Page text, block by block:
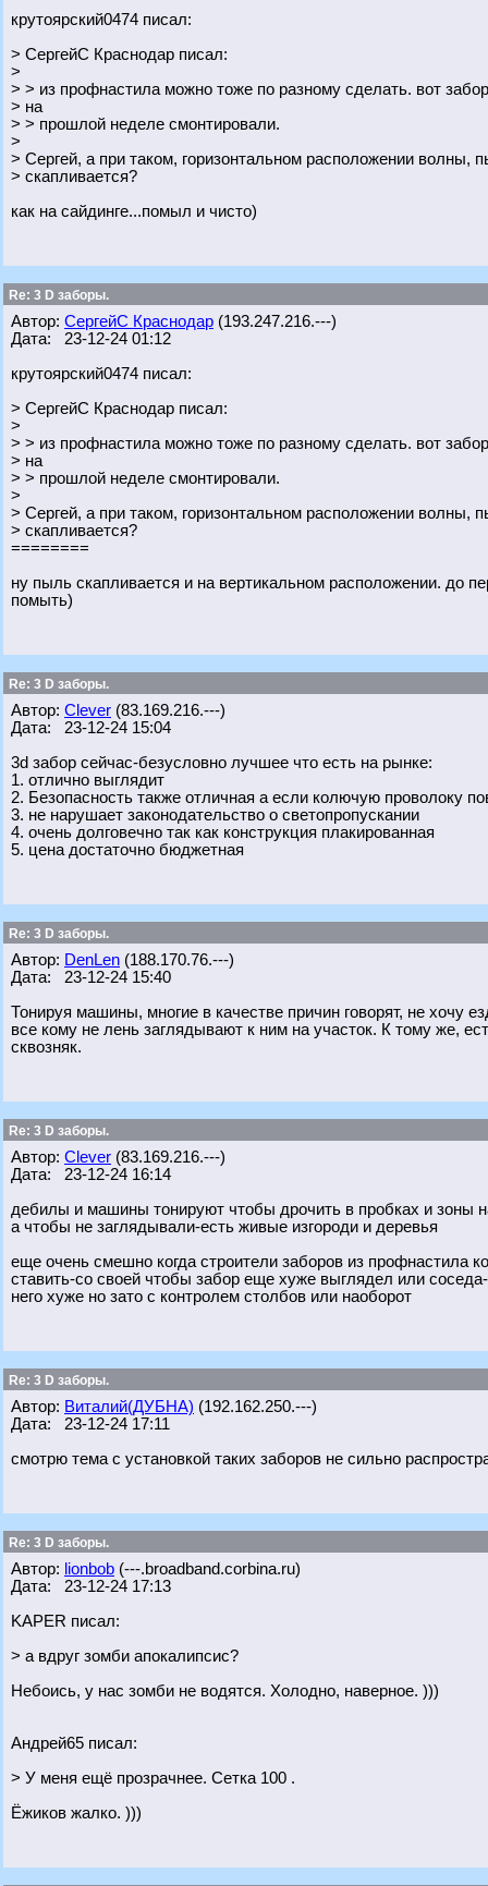
крутоярский0474 писал:
> СергейС Краснодар писал:
>
> > из профнастила можно тоже по разному сделать. вот
> на
> > прошлой неделе смонтировали.
>
> Сергей, а при таком, горизонтальном расположении волны,
> скапливается?
как на сайдинге...помыл и чисто)
Re: 3 D заборы.
Автор: СергейС Краснодар (193.247.216.---)
Дата: 23-12-24 01:12
крутоярский0474 писал:
> СергейС Краснодар писал:
>
> > из профнастила можно тоже по разному сделать. вот
> на
> > прошлой неделе смонтировали.
>
> Сергей, а при таком, горизонтальном расположении волны,
> скапливается?
========
ну пыль скапливается и на вертикальном расположении. до
помыть)
Re: 3 D заборы.
Автор: Clever (83.169.216.---)
Дата: 23-12-24 15:04
3d забор сейчас-безусловно лучшее что есть на рынке:
1. отлично выглядит
2. Безопасность также отличная а если колючую проволоку
3. не нарушает законодательство о светопропускании
4. очень долговечно так как конструкция плакированная
5. цена достаточно бюджетная
Re: 3 D заборы.
Автор: DenLen (188.170.76.---)
Дата: 23-12-24 15:40
Тонируя машины, многие в качестве причин говорят, не хочу
все кому не лень заглядывают к ним на участок. К тому же,
сквозняк.
Re: 3 D заборы.
Автор: Clever (83.169.216.---)
Дата: 23-12-24 16:14
дебилы и машины тонируют чтобы дрочить в пробках и зоны
а чтобы не заглядывали-есть живые изгороди и деревья
еще очень смешно когда строители заборов из профнастила
ставить-со своей чтобы забор еще хуже выглядел или
него хуже но зато с контролем столбов или наоборот
Re: 3 D заборы.
Автор: Виталий(ДУБНА) (192.162.250.---)
Дата: 23-12-24 17:11
смотрю тема с установкой таких заборов не сильно
Re: 3 D заборы.
Автор: lionbob (---.broadband.corbina.ru)
Дата: 23-12-24 17:13
KAPER писал:
> а вдруг зомби апокалипсис?
Небоись, у нас зомби не водятся. Холодно, наверное. )))
Андрей65 писал:
> У меня ещё прозрачнее. Сетка 100 .
Ёжиков жалко. )))